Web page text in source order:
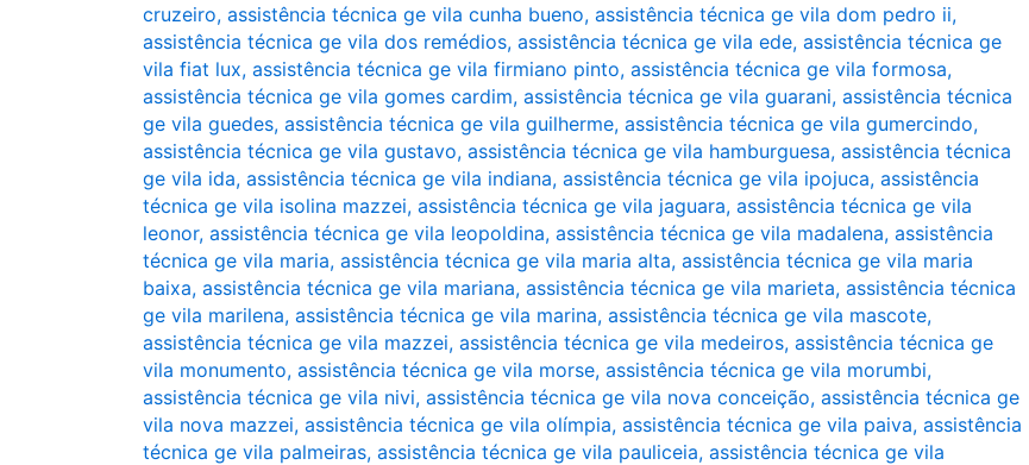
cruzeiro, assistência técnica ge vila cunha bueno, assistência técnica ge vila dom pedro ii,
assistência técnica ge vila dos remédios, assistência técnica ge vila ede, assistência técnica ge
vila fiat lux, assistência técnica ge vila firmiano pinto, assistência técnica ge vila formosa,
assistência técnica ge vila gomes cardim, assistência técnica ge vila guarani, assistência técnica
ge vila guedes, assistência técnica ge vila guilherme, assistência técnica ge vila gumercindo,
assistência técnica ge vila gustavo, assistência técnica ge vila hamburguesa, assistência técnica
ge vila ida, assistência técnica ge vila indiana, assistência técnica ge vila ipojuca, assistência
técnica ge vila isolina mazzei, assistência técnica ge vila jaguara, assistência técnica ge vila
leonor, assistência técnica ge vila leopoldina, assistência técnica ge vila madalena, assistência
técnica ge vila maria, assistência técnica ge vila maria alta, assistência técnica ge vila maria
baixa, assistência técnica ge vila mariana, assistência técnica ge vila marieta, assistência técnica
ge vila marilena, assistência técnica ge vila marina, assistência técnica ge vila mascote,
assistência técnica ge vila mazzei, assistência técnica ge vila medeiros, assistência técnica ge
vila monumento, assistência técnica ge vila morse, assistência técnica ge vila morumbi,
assistência técnica ge vila nivi, assistência técnica ge vila nova conceição, assistência técnica ge
vila nova mazzei, assistência técnica ge vila olímpia, assistência técnica ge vila paiva, assistência
técnica ge vila palmeiras, assistência técnica ge vila pauliceia, assistência técnica ge vila